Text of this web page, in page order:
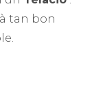
tan bon